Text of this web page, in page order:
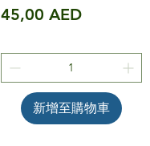
價格
45,00 AED
新增至購物車